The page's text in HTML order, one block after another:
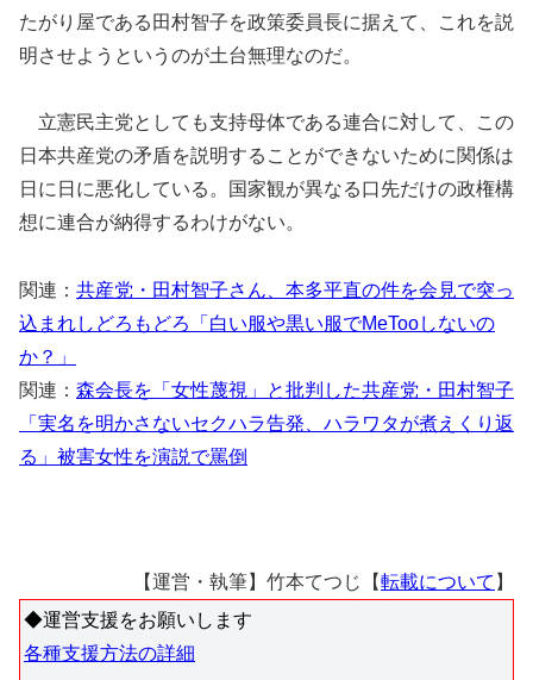
たがり屋である田村智子を政策委員長に据えて、これを説
明させようというのが土台無理なのだ。
立憲民主党としても支持母体である連合に対して、この
日本共産党の矛盾を説明することができないために関係は
日に日に悪化している。国家観が異なる口先だけの政権構
想に連合が納得するわけがない。
関連： 共産党・田村智子さん、本多平直の件を会見で突っ
込まれしどろもどろ「白い服や黒い服でMeTooしないの
か？」
関連： 森会長を「女性蔑視」と批判した共産党・田村智子
「実名を明かさないセクハラ告発、ハラワタが煮えくり返
る」被害女性を演説で罵倒
【運営・執筆】竹本てつじ【転載について 】
◆運営支援をお願いします
各種支援方法の詳細